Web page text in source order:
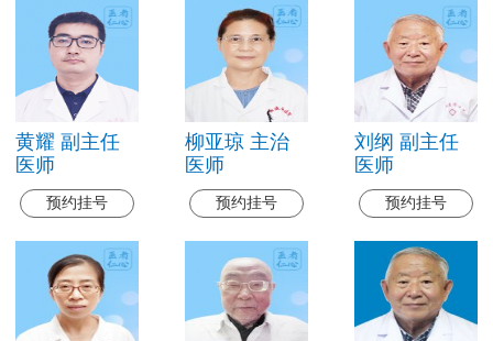
黄耀 副主任
医师
预约挂号
柳亚琼 主治
医师
预约挂号
刘纲 副主任
医师
预约挂号